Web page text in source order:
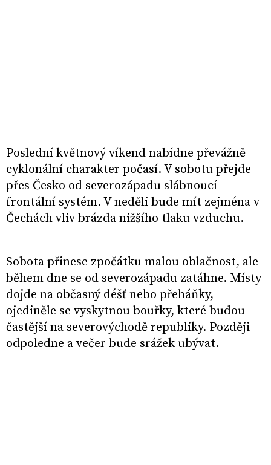
Poslední květnový víkend nabídne převážně
cyklonální charakter počasí. V sobotu přejde
přes Česko od severozápadu slábnoucí
frontální systém. V neděli bude mít zejména v
Čechách vliv brázda nižšího tlaku vzduchu.
Sobota přinese zpočátku malou oblačnost, ale
během dne se od severozápadu zatáhne. Místy
dojde na občasný déšť nebo přeháňky,
ojediněle se vyskytnou bouřky, které budou
častější na severovýchodě republiky. Později
odpoledne a večer bude srážek ubývat.